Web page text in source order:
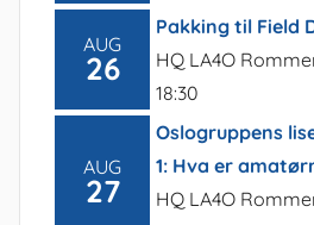
AUG
26
Pakking til Field
HQ LA4O
18:30
AUG
27
Oslogruppens
1: Hva er
HQ LA4O